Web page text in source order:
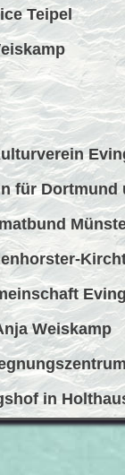
Teipel
für Dortmund
Weiskamp
in